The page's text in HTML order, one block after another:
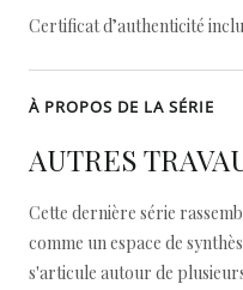
Certificat d’authenticité
À PROPOS DE LA SÉRIE
AUTRES
Cette dernière série
comme un espace de
s'articule autour de